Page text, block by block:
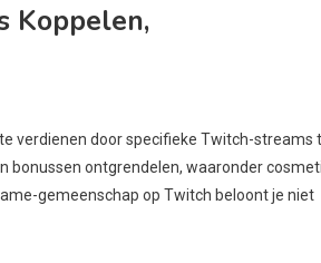
Koppelen,
verdienen door specifieke Twitch-streams
bonussen ontgrendelen, waaronder
gemeenschap op Twitch beloont je niet